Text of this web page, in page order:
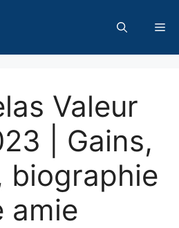
Valeur
| Gains,
biographie
amie